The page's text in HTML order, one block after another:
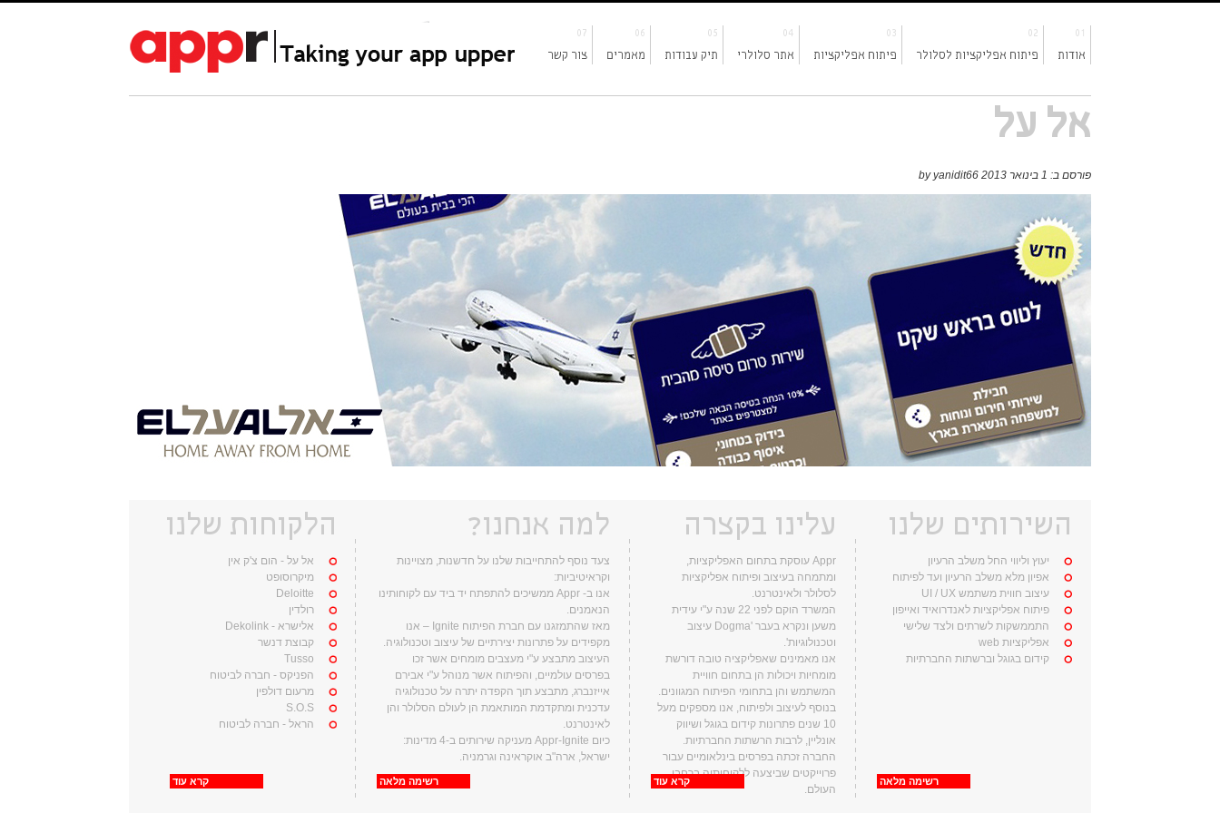
01
אודות
02
פיתוח אפליקציות לסלולר
03
פיתוח אפליקציות
04
אתר סלולרי
05
תיק עבודות
06
מאמרים
07
צור קשר
אל על
פורסם ב: byyanidit66
השירותים שלנו
יעוץ וליווי החל משלב הרעיון
אפיון מלא משלב הרעיון ועד לפיתוח
עיצוב חווית משתמש UI / UX
פיתוח אפליקציות לאנדרואיד ואייפון
התממשקות לשרתים ולצד שלישי
אפליקציות web
קידום בגוגל וברשתות החברתיות
רשימה מלאה
עלינו בקצרה
Appr עוסקת בתחום האפליקציות,
ומתמחה בעיצוב ופיתוח אפליקציות
לסלולר ולאינטרנט.
המשרד הוקם לפני 22 שנה ע"י עידית
משען ונקרא בעבר 'Dogma עיצוב
וטכנולוגיות'.
אנו מאמינים שאפליקציה טובה דורשת
מומחיות ויכולות הן בתחום חוויית
המשתמש והן בתחומי הפיתוח המגוונים.
בנוסף לעיצוב ולפיתוח, אנו מספקים מעל
10 שנים פתרונות קידום בגוגל ושיווק
אונליין, לרבות הרשתות החברתיות.
החברה זכתה בפרסים בינלאומיים עבור
פרוייקטים שביצעה ללקוחותיה ברחבי
העולם.
קרא עוד
למה אנחנו?
צעד נוסף להתחייבות שלנו על חדשנות, מצויינות
וקראיטיביות:
אנו ב- Appr ממשיכים להתפתח יד ביד עם לקוחותינו
הנאמנים.
מאז שהתמזגנו עם חברת הפיתוח Ignite – אנו
מקפידים על פתרונות יצירתיים של עיצוב וטכנולוגיה.
העיצוב מתבצע ע"י מעצבים מומחים אשר זכו
בפרסים עולמיים, והפיתוח אשר מנוהל ע"י אבירם
אייזנברג, מתבצע תוך הקפדה יתרה על טכנולוגיה
עדכנית ומתקדמת המותאמת הן לעולם הסלולר והן
לאינטרנט.
כיום Appr-Ignite מעניקה שירותים ב-4 מדינות:
ישראל, ארה"ב אוקראינה וגרמניה.
רשימה מלאה
הלקוחות שלנו
אל על - הום צ'ק אין
מיקרוסופט
Deloitte
רולדין
אלישרא - Dekolink
קבוצת דנשר
Tusso
הפניקס - חברה לביטוח
מרעום דולפין
S.O.S
הראל - חברה לביטוח
קרא עוד